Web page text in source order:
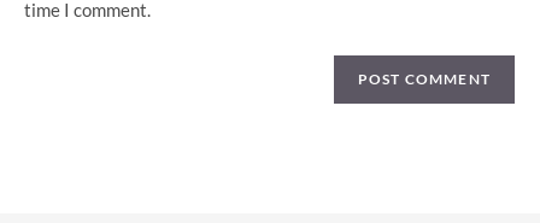
time I comment.